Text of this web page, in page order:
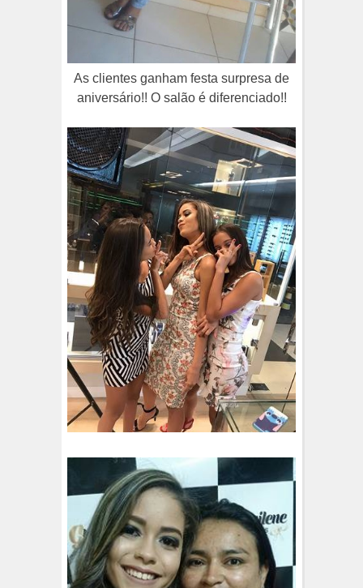
As clientes ganham festa surpresa de
aniversário!! O salão é diferenciado!!